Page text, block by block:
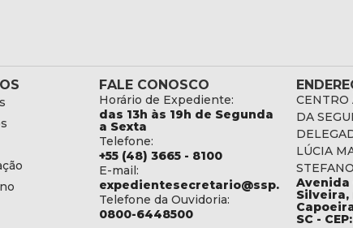
FALE CONOSCO
Horário de Expediente:
das 13h às 19h de Segunda
a Sexta
Telefone:
+55 (48) 3665 - 8100
E-mail:
expedientesecretario@ssp.sc.gov.br
Telefone da Ouvidoria:
0800-6448500
DA
LÚCIA
Avenida
Silveira,
SC -